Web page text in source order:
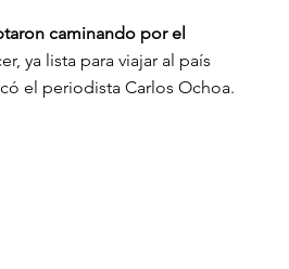
caminando por el
ya lista para viajar al país
el periodista Carlos Ochoa.